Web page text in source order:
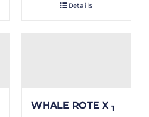
Details
WHALE ROTE X 1